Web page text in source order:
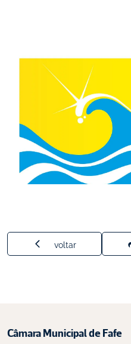
voltar
Câmara Municipal de Fafe